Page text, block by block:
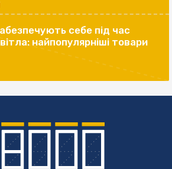
себе під час
найпопулярніші товари